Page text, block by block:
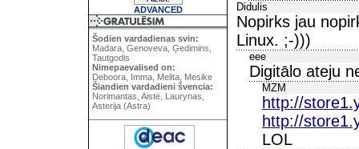
ADVANCED
Šodien vardadienas svin:
Madara, Genoveva, Ģedimins,
Tautgodis
Nimepaevalised on:
Deboora, Imma, Melita, Mesike
Šiandien vardadieni švencia:
Norimantas, Aistė, Laurynas,
Asterija (Astra)
Didulis
Nopirks jau
Linux. ;-)))
eee
Digitālo ateju
MZM
http://
http://
LOL